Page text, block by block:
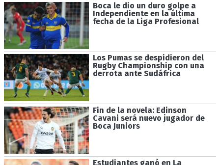
Boca le dio un duro golpe a
Independiente en la última
fecha de la Liga Profesional
Los Pumas se despidieron del
Rugby Championship con una
derrota ante Sudáfrica
Fin de la novela: Edinson
Cavani será nuevo jugador de
Boca Juniors
Estudiantes ganó en La